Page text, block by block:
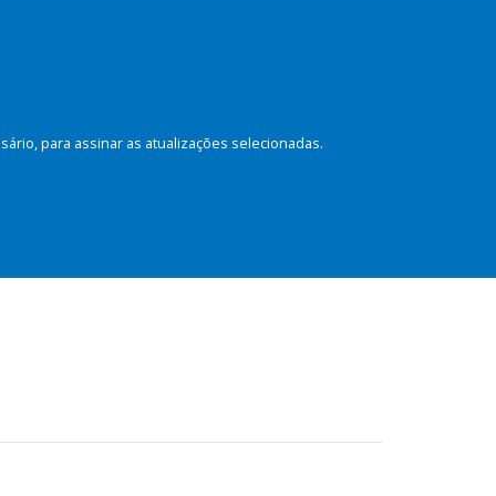
para assinar as atualizações selecionadas.